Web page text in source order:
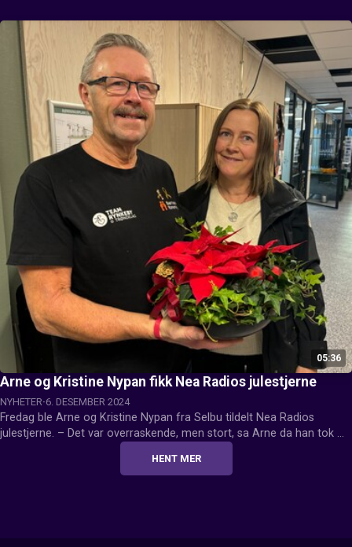
diskusjon med humor, engasjement og skråblikk.
05:36
Arne og Kristine Nypan fikk Nea Radios julestjerne
NYHETER 6. DESEMBER 2024
Fredag ble Arne og Kristine Nypan fra Selbu tildelt Nea Radios
julestjerne. – Det var overraskende, men stort, sa Arne da han tok
HENT MER